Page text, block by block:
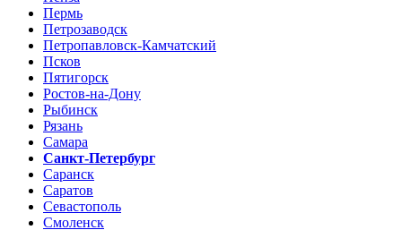
Пермь
Петрозаводск
Петропавловск-Камчатский
Псков
Пятигорск
Ростов-на-Дону
Рыбинск
Рязань
Самара
Санкт-Петербург
Саранск
Саратов
Севастополь
Смоленск